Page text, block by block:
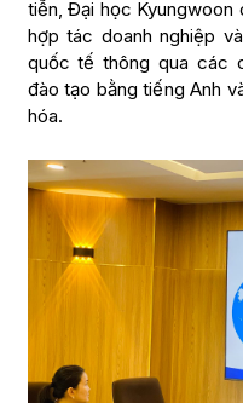
tiễn, Đại học Kyungwoon
hợp tác doanh nghiệp
quốc tế thông qua các
đào tạo bằng tiếng Anh
hóa.